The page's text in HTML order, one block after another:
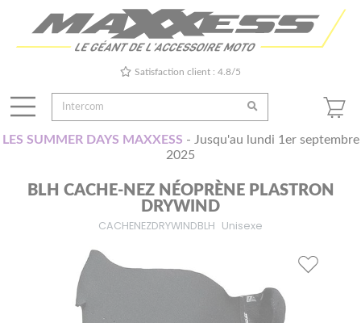
Satisfaction client : 4.8/5
LES SUMMER DAYS MAXXESS - Jusqu'au lundi 1er septembre
2025
BLH CACHE-NEZ NÉOPRÈNE PLASTRON
DRYWIND
CACHENEZDRYWINDBLH Unisexe